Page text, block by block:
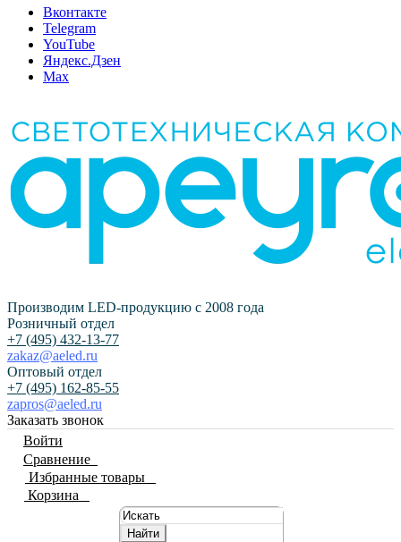
Вконтакте
Telegram
YouTube
Яндекс.Дзен
Max
Производим LED-продукцию с 2008 года
Розничный отдел
+7 (495) 432-13-77
zakaz@aeled.ru
Оптовый отдел
+7 (495) 162-85-55
zapros@aeled.ru
Заказать звонок
Войти
Сравнение
Избранные товары
Корзина
Найти